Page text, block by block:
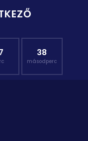
38
másodperc